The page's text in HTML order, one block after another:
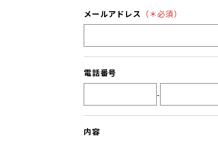
メールアドレス （＊必須）
電話番号
-
内容